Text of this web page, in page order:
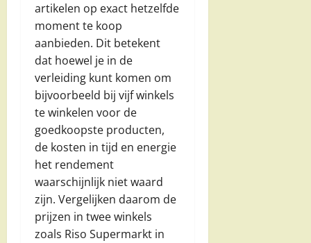
artikelen op exact hetzelfde
moment te koop
aanbieden. Dit betekent
dat hoewel je in de
verleiding kunt komen om
bijvoorbeeld bij vijf winkels
te winkelen voor de
goedkoopste producten,
de kosten in tijd en energie
het rendement
waarschijnlijk niet waard
zijn. Vergelijken daarom de
prijzen in twee winkels
zoals Riso Supermarkt in